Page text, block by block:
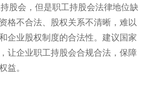
股会，但是职工持股会法律地位缺
格不合法、股权关系不清晰，难以
企业股权制度的合法性。建议国家
让企业职工持股会合规合法，保障
益。